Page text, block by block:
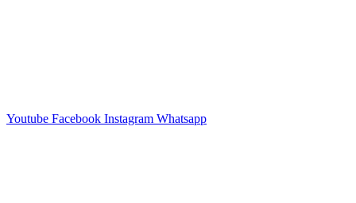
Youtube Facebook Instagram Whatsapp